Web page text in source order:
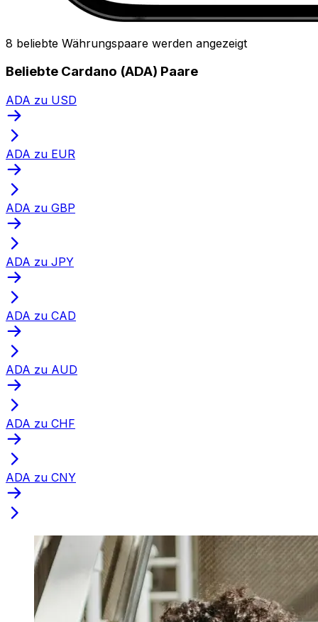
8 beliebte Währungspaare werden angezeigt
Beliebte Cardano (ADA) Paare
ADA zu USD
ADA zu EUR
ADA zu GBP
ADA zu JPY
ADA zu CAD
ADA zu AUD
ADA zu CHF
ADA zu CNY